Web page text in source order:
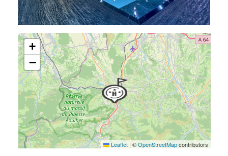
+
−
Leaflet | ©OpenStreetMapcontributors